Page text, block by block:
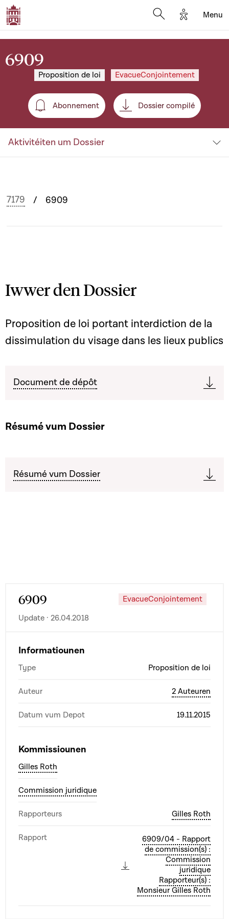
Options
Menu
6909
Proposition de loi EvacueConjointement
Abonnement
Abonnement Dossier compilé
Aktivitéiten um Dossier
7179 6909
Iwwer den Dossier
Proposition de loi portant interdiction de la
dissimulation du visage dans les lieux publics
Document de dépôt
Résumé vum Dossier
Résumé vum Dossier
6909
EvacueConjointement
Update · 26.04.2018
Informatiounen
Type Proposition de loi
Auteur 2 Auteuren
Datum vum Depot 19.11.2015
Kommissiounen
Gilles Roth
Commission juridique
Rapporteurs Gilles Roth
Rapport
6909/04 - Rapport
de commission(s) :
Commission
juridique
Rapporteur(s) :
Monsieur Gilles Roth